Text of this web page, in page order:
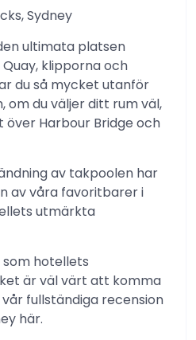
Sydney
ultimata platsen
klipporna och
du så mycket utanför
om du väljer ditt rum väl,
över Harbour Bridge och
av takpoolen har
av våra favoritbarer i
utmärkta
hotellets
är väl värt att komma
fullständiga recension
här.